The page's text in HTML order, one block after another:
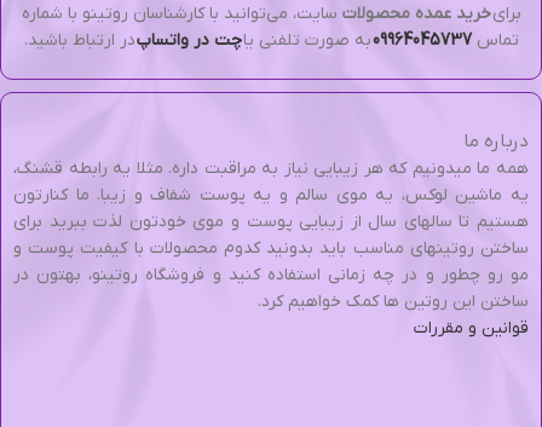
برایخرید عمده محصولات سایت، می‌توانید با کارشناسان روتینو با شماره
تماس09964045737به صورت تلفنی یاچت در واتساپدر ارتباط باشید.
درباره ما
همه ما میدونیم که هر زیبایی نیاز به مراقبت داره. مثلا یه رابطه قشنگ،
یه ماشین لوکس، یه موی سالم و یه پوست شفاف و زیبا. ما کنارتون
هستیم تا سالهای سال از زیبایی پوست و موی خودتون لذت ببرید برای
ساختن روتینهای مناسب باید بدونید کدوم محصولات با کیفیت پوست و
مو رو چطور و در چه زمانی استفاده کنید و فروشگاه روتینو، بهتون در
ساختن این روتین ها کمک خواهیم کرد.
قوانین و مقررات